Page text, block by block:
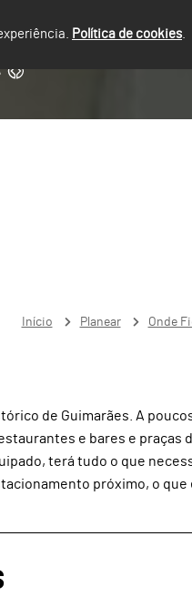
Política de cookies.
Início Planear Onde
de Guimarães. A
e bares e praças
terá tudo o que
próximo, o